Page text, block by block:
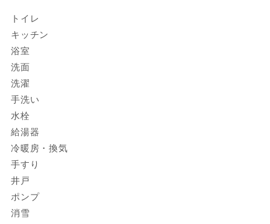
トイレ
キッチン
浴室
洗面
洗濯
手洗い
水栓
給湯器
冷暖房・換気
手すり
井戸
ポンプ
消雪